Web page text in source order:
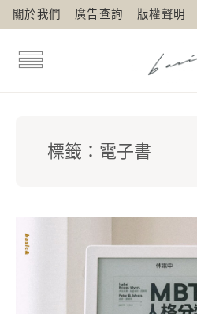
關於我們 廣告查詢 版權聲明
標籤： 電子書